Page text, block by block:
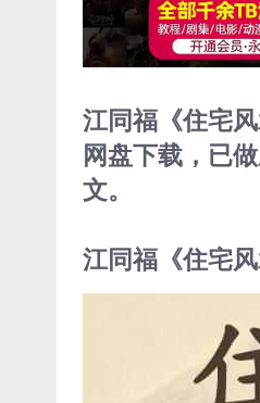
江同福《住宅
网盘下载，已
文。
江同福《住宅